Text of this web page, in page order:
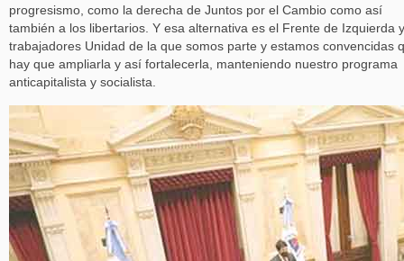
progresismo, como la derecha de Juntos por el Cambio como así
también a los libertarios. Y esa alternativa es el Frente de Izquierda
trabajadores Unidad de la que somos parte y estamos convencidas
hay que ampliarla y así fortalecerla, manteniendo nuestro programa
anticapitalista y socialista.